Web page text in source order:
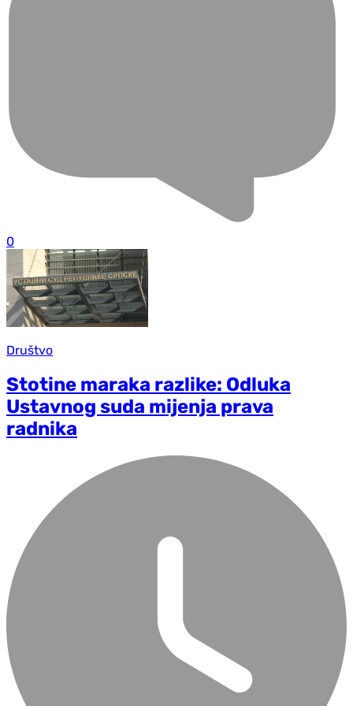
0
Društvo
Stotine maraka razlike: Odluka
Ustavnog suda mijenja prava
radnika